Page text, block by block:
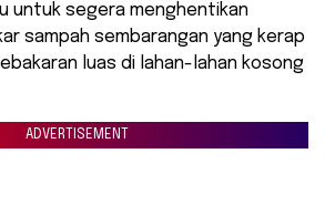
untuk segera menghentikan
sampah sembarangan yang kerap
luas di lahan-lahan kosong
ADVERTISEMENT